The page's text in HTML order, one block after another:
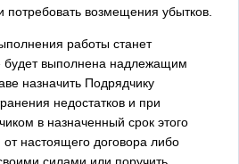
потребовать возмещения убытков.
работы станет
будет выполнена надлежащим
назначить Подрядчику
недостатков и при
в назначенный срок этого
от настоящего договора либо